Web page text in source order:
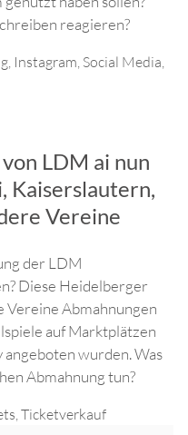
reagieren?
, Instagram, Social Media,
LDM ai nun
Kaiserslautern,
Vereine
der LDM
Diese Heidelberger
Vereine Abmahnungen
auf Marktplätzen
wurden. Was
Abmahnung tun?
,Ticketverkauf